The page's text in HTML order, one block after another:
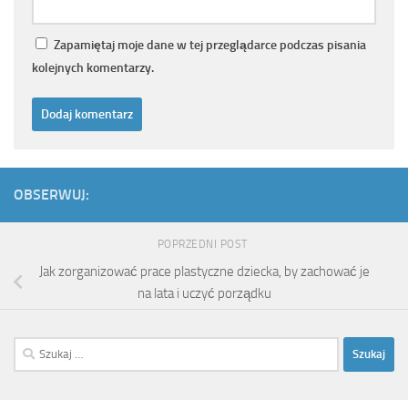
Zapamiętaj moje dane w tej przeglądarce podczas pisania
kolejnych komentarzy.
OBSERWUJ:
POPRZEDNI POST
Jak zorganizować prace plastyczne dziecka, by zachować je
na lata i uczyć porządku
Szukaj: